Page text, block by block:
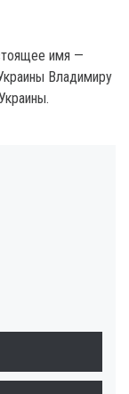
имя —
Владимиру